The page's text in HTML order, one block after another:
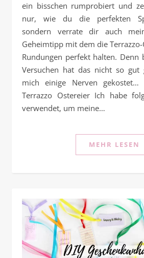
ein bisschen rumprobiert und
nur, wie du die perfekten
sondern verrate dir auch
Geheimtipp mit dem die
Rundungen perfekt halten. Denn
Versuchen hat das nicht so gut
mich einige Nerven
Terrazzo Ostereier Ich habe
verwendet, um meine…
MEHR LESEN